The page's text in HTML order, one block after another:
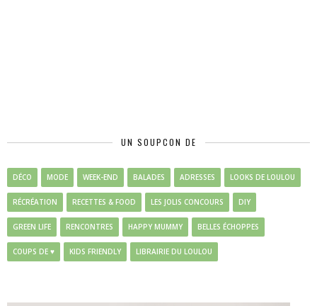
UN SOUPCON DE
DÉCO MODE WEEK-END BALADES ADRESSES LOOKS DE LOULOU
RÉCRÉATION RECETTES & FOOD LES JOLIS CONCOURS DIY
GREEN LIFE RENCONTRES HAPPY MUMMY BELLES ÉCHOPPES
COUPS DE ♥ KIDS FRIENDLY LIBRAIRIE DU LOULOU